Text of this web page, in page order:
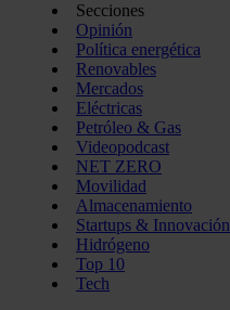
Secciones
Opinión
Política energética
Renovables
Mercados
Eléctricas
Petróleo & Gas
Videopodcast
NET ZERO
Movilidad
Almacenamiento
Startups & Innovación
Hidrógeno
Top 10
Tech